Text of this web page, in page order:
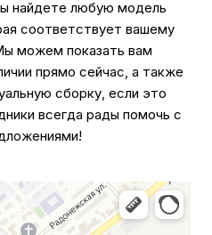
найдете любую модель
соответствует вашему
можем показать вам
прямо сейчас, а также
сборку, если это
всегда рады помочь с